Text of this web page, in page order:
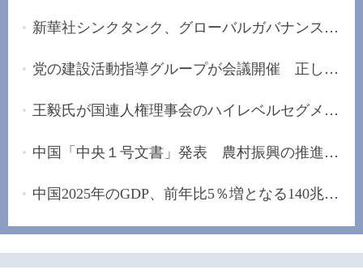
新華社シンクタンク、グローバルガバナンスの改革...
党の建設活動指導グループが会議開催 正しい政治...
王毅氏が国連人権理事会のハイレベルセグメントに...
中国「中央１号文書」発表 農村振興の推進手配
中国2025年のGDP、前年比5％増となる140兆元の大...